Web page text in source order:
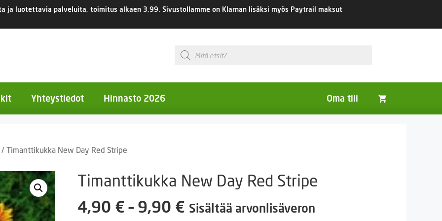
ja luotettavia palveluita, toimitus alkaen 3,99. Sivustollamme on Klarnan lisäksi myös Paytrail maksut
Products
search
kukat
Ruukut
Yhteystiedot Hinnasto 2026 Oma tili
/ Timanttikukka New Day Red Stripe
Timanttikukka New Day Red Stripe
4,90 € – 9,90 €Hintaluokka:
Sisältää arvonlisäveron